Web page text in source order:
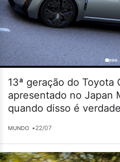
13ª geração do Toyota
apresentado no Japan
quando disso é
MUNDO •22/07